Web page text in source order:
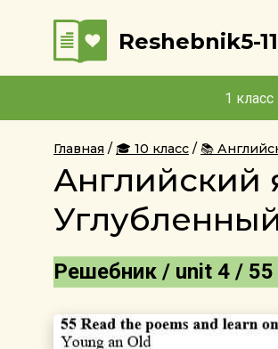
Reshebnik5-
1 класс
Главная 🎓 10 класс 📚
Английский
Решебник / unit 4 / 55